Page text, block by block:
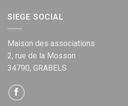
SIEGE SOCIAL
Maison des associations
2, rue de la Mosson
34790, GRABELS